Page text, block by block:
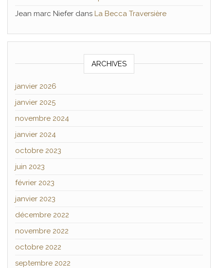
Jean marc Niefer dans La Becca Traversière
ARCHIVES
janvier 2026
janvier 2025
novembre 2024
janvier 2024
octobre 2023
juin 2023
février 2023
janvier 2023
décembre 2022
novembre 2022
octobre 2022
septembre 2022